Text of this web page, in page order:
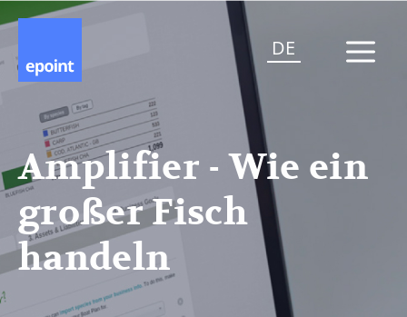
DE
Amplifier - Wie ein
großer Fisch
handeln